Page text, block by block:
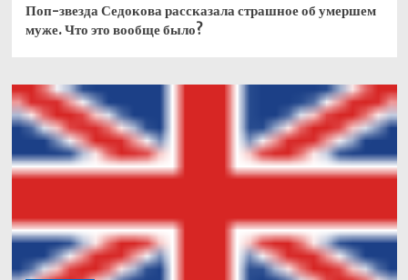
Поп-звезда Седокова рассказала страшное об умершем
муже. Что это вообще было?